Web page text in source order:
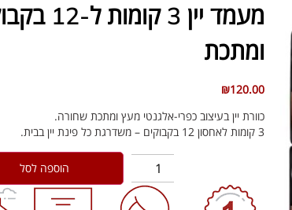
מעמד יין 3
ומתכת
₪120.00
כוורת יין בעיצוב כפרי-אלגנטי מעץ ומתכת שחורה.
3 קומות לאחסון 12 בקבוקים – משדרגת כל פינת יין בבית.
הוספה לסל